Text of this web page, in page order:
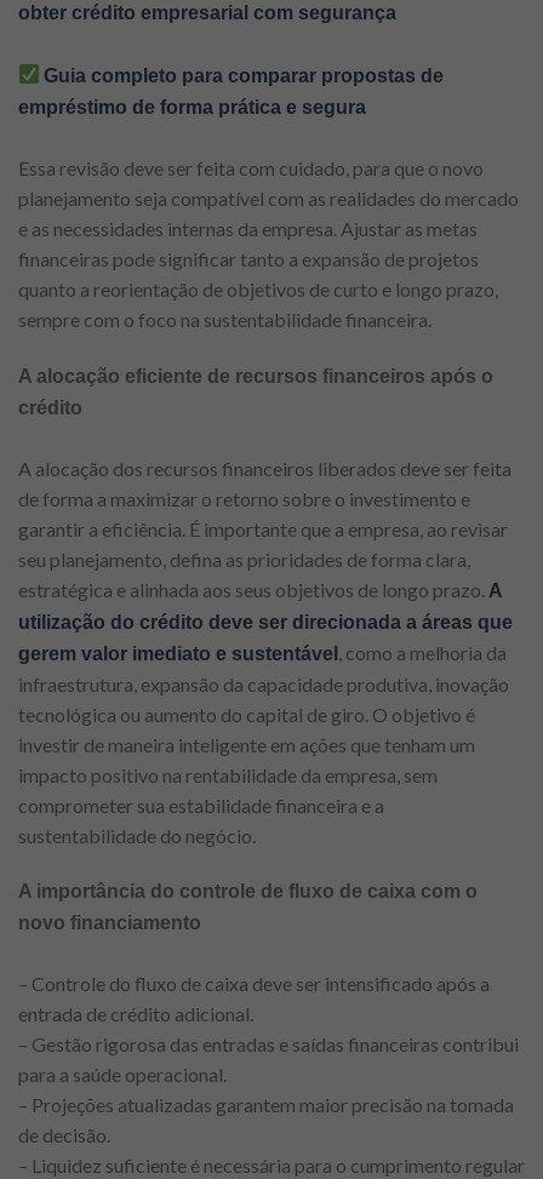
obter crédito empresarial com segurança
Guia completo para comparar propostas de
empréstimo de forma prática e segura
Essa revisão deve ser feita com cuidado, para que o novo
planejamento seja compatível com as realidades do mercado
e as necessidades internas da empresa. Ajustar as metas
financeiras pode significar tanto a expansão de projetos
quanto a reorientação de objetivos de curto e longo prazo,
sempre com o foco na sustentabilidade financeira.
A alocação eficiente de recursos financeiros após o
crédito
A alocação dos recursos financeiros liberados deve ser feita
de forma a maximizar o retorno sobre o investimento e
garantir a eficiência. É importante que a empresa, ao revisar
seu planejamento, defina as prioridades de forma clara,
estratégica e alinhada aos seus objetivos de longo prazo. A
utilização do crédito deve ser direcionada a áreas que
gerem valor imediato e sustentável
, como a melhoria da
infraestrutura, expansão da capacidade produtiva, inovação
tecnológica ou aumento do capital de giro. O objetivo é
investir de maneira inteligente em ações que tenham um
impacto positivo na rentabilidade da empresa, sem
comprometer sua estabilidade financeira e a
sustentabilidade do negócio.
A importância do controle de fluxo de caixa com o
novo financiamento
– Controle do fluxo de caixa deve ser intensificado após a
entrada de crédito adicional.
– Gestão rigorosa das entradas e saídas financeiras contribui
para a saúde operacional.
– Projeções atualizadas garantem maior precisão na tomada
de decisão.
– Liquidez suficiente é necessária para o cumprimento regular